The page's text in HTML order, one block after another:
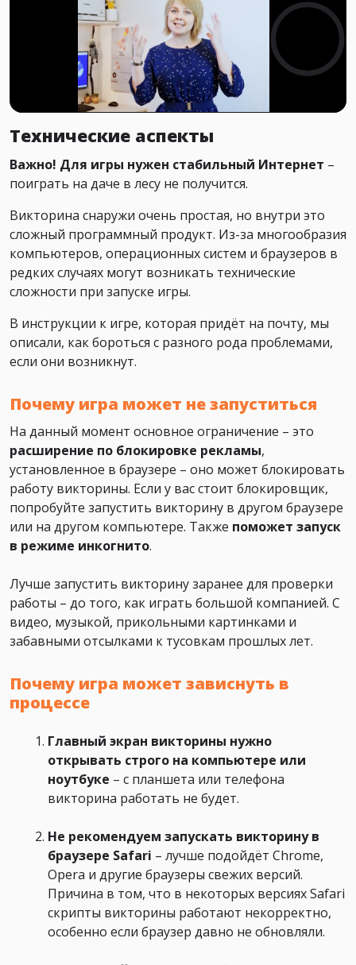
Технические аспекты
Важно! Для игры нужен стабильный Интернет –
поиграть на даче в лесу не получится.
Викторина снаружи очень простая, но внутри это
сложный программный продукт. Из-за многообразия
компьютеров, операционных систем и браузеров в
редких случаях могут возникать технические
сложности при запуске игры.
В инструкции к игре, которая придёт на почту, мы
описали, как бороться с разного рода проблемами,
если они возникнут.
Почему игра может не запуститься
На данный момент основное ограничение – это
расширение по блокировке рекламы,
установленное в браузере – оно может блокировать
работу викторины. Если у вас стоит блокировщик,
попробуйте запустить викторину в другом браузере
или на другом компьютере. Также поможет запуск
в режиме инкогнито.
Лучше запустить викторину заранее для проверки
работы – до того, как играть большой компанией. С
видео, музыкой, прикольными картинками и
забавными отсылками к тусовкам прошлых лет.
Почему игра может зависнуть в
процессе
Главный экран викторины нужно
открывать строго на компьютере или
ноутбуке – с планшета или телефона
викторина работать не будет.
Не рекомендуем запускать викторину в
браузере Safari – лучше подойдёт Chrome,
Opera и другие браузеры свежих версий.
Причина в том, что в некоторых версиях Safari
скрипты викторины работают некорректно,
особенно если браузер давно не обновляли.